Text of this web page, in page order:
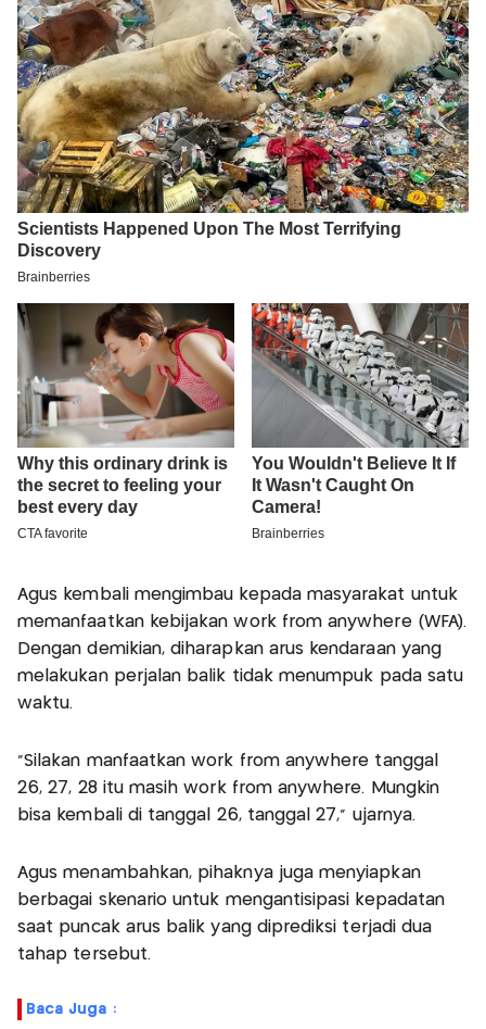
Agus kembali mengimbau kepada masyarakat untuk
memanfaatkan kebijakan work from anywhere (WFA).
Dengan demikian, diharapkan arus kendaraan yang
melakukan perjalan balik tidak menumpuk pada satu
waktu.
"Silakan manfaatkan work from anywhere tanggal
26, 27, 28 itu masih work from anywhere. Mungkin
bisa kembali di tanggal 26, tanggal 27," ujarnya.
Agus menambahkan, pihaknya juga menyiapkan
berbagai skenario untuk mengantisipasi kepadatan
saat puncak arus balik yang diprediksi terjadi dua
tahap tersebut.
Baca Juga :